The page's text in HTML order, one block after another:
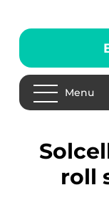
Menu
Solcellsparker: Vilken
roll